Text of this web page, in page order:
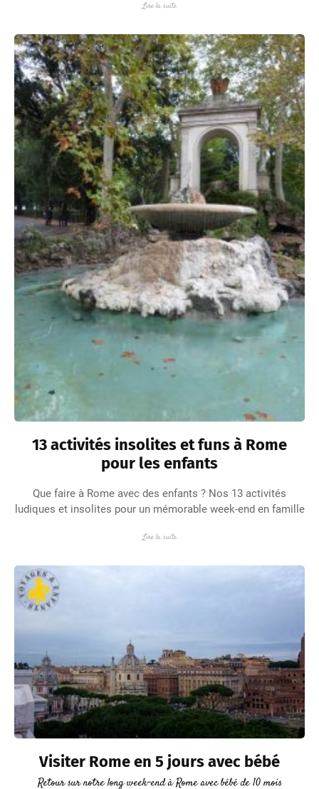
Lire la suite
13 activités insolites et funs à Rome
pour les enfants
Que faire à Rome avec des enfants ? Nos 13 activités
ludiques et insolites pour un mémorable week-end en famille
Lire la suite
Visiter Rome en 5 jours avec bébé
Retour sur notre long week-end à Rome avec bébé de 10 mois